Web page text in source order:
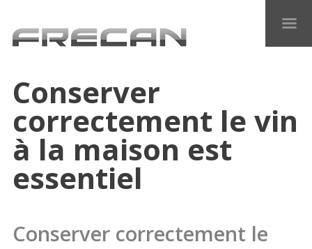
Conserver
correctement le vin
à la maison est
essentiel
Conserver correctement le